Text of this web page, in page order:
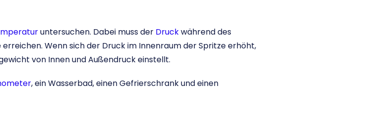
untersuchen. Dabei muss der Druckwährend des
Wenn sich der Druck im Innenraum der Spritze erhöht,
von Innen und Außendruck einstellt.
, ein Wasserbad, einen Gefrierschrank und einen